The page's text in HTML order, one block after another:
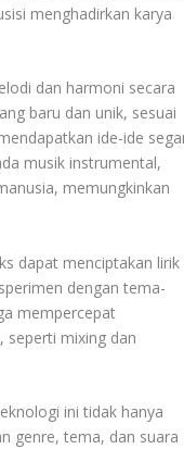
menghadirkan karya
dan harmoni secara
baru dan unik, sesuai
ide-ide
musik instrumental,
memungkinkan
dapat menciptakan lirik
dengan tema-
mempercepat
seperti mixing dan
ini tidak hanya
genre, tema, dan suara